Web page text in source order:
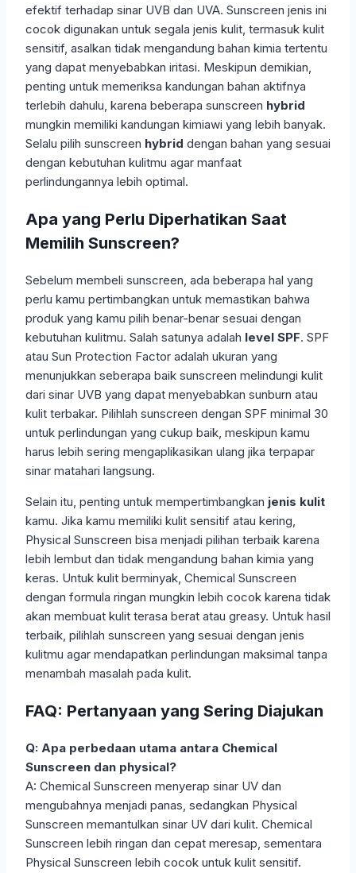
efektif terhadap sinar UVB dan UVA. Sunscreen jenis ini
cocok digunakan untuk segala jenis kulit, termasuk kulit
sensitif, asalkan tidak mengandung bahan kimia tertentu
yang dapat menyebabkan iritasi. Meskipun demikian,
penting untuk memeriksa kandungan bahan aktifnya
terlebih dahulu, karena beberapa sunscreen hybrid
mungkin memiliki kandungan kimiawi yang lebih banyak.
Selalu pilih sunscreen hybrid dengan bahan yang sesuai
dengan kebutuhan kulitmu agar manfaat
perlindungannya lebih optimal.
Apa yang Perlu Diperhatikan Saat
Memilih Sunscreen?
Sebelum membeli sunscreen, ada beberapa hal yang
perlu kamu pertimbangkan untuk memastikan bahwa
produk yang kamu pilih benar-benar sesuai dengan
kebutuhan kulitmu. Salah satunya adalah level SPF. SPF
atau Sun Protection Factor adalah ukuran yang
menunjukkan seberapa baik sunscreen melindungi kulit
dari sinar UVB yang dapat menyebabkan sunburn atau
kulit terbakar. Pilihlah sunscreen dengan SPF minimal 30
untuk perlindungan yang cukup baik, meskipun kamu
harus lebih sering mengaplikasikan ulang jika terpapar
sinar matahari langsung.
Selain itu, penting untuk mempertimbangkan jenis kulit
kamu. Jika kamu memiliki kulit sensitif atau kering,
Physical Sunscreen bisa menjadi pilihan terbaik karena
lebih lembut dan tidak mengandung bahan kimia yang
keras. Untuk kulit berminyak, Chemical Sunscreen
dengan formula ringan mungkin lebih cocok karena tidak
akan membuat kulit terasa berat atau greasy. Untuk hasil
terbaik, pilihlah sunscreen yang sesuai dengan jenis
kulitmu agar mendapatkan perlindungan maksimal tanpa
menambah masalah pada kulit.
FAQ: Pertanyaan yang Sering Diajukan
Q: Apa perbedaan utama antara Chemical
Sunscreen dan physical?
A: Chemical Sunscreen menyerap sinar UV dan
mengubahnya menjadi panas, sedangkan Physical
Sunscreen memantulkan sinar UV dari kulit. Chemical
Sunscreen lebih ringan dan cepat meresap, sementara
Physical Sunscreen lebih cocok untuk kulit sensitif.